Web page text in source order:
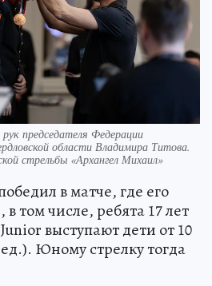
председателя Федерации
области Владимира Титова.
стрельбы «Архангел Михаил»
в матче, где его
том числе, ребята 17 лет
выступают дети от 10
Юному стрелку тогда